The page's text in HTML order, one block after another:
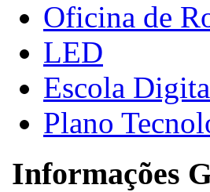
Oficina de
LED
Escola
Plano
Informações